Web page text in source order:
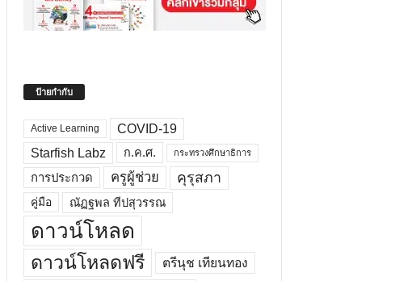
ป้ายกำกับ
Active Learning
COVID-19
Starfish Labz
ก.ค.ศ. กระทรวงศึกษาธิการ
การประกวด ครูผู้ช่วย คุรุสภา
คู่มือ ณัฏฐพล ทีปสุวรรณ
ดาวน์โหลด
ดาวน์โหลดฟรี ตรีนุช เทียนทอง